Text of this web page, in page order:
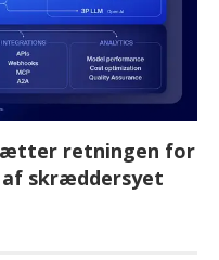
retningen for
skræddersyet